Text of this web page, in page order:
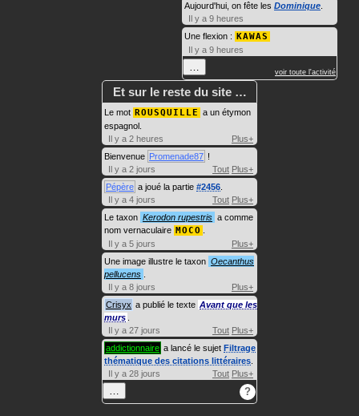
Aujourd'hui, on fête les Dominique
Il y a 9 heures
Une flexion : KAWAS
Il y a 9 heures
… voir toute l'activité
Et sur le reste du site …
Le mot ROUSQUILLE a un étymon
espagnol.
Il y a 2 heures
Plus+
Bienvenue Promenade87 !
Il y a 2 jours
Tout Plus+
Pépère a joué la partie #2456
Il y a 4 jours
Tout Plus+
Le taxon Kerodon rupestris a comme
nom vernaculaire MOCO
Il y a 5 jours
Plus+
Une image illustre le taxon Oecanthus
pellucens
Il y a 8 jours
Plus+
Crisyx a publié le texte Avant que les
murs
Il y a 27 jours
Tout Plus+
addictionnaire a lancé le sujet Filtrage
thématique des citations littéraires
Il y a 28 jours
Tout Plus+
… ?